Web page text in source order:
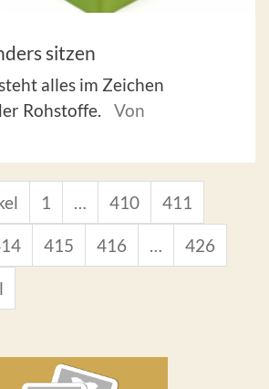
sitzen
alles im Zeichen
Rohstoffe.
Von
1 … 410 411
415 416 … 426